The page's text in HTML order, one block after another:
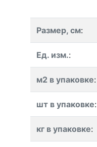
Размер, см:
Ед. изм.:
м2 в упаковке:
шт в упаковке:
кг в упаковке: